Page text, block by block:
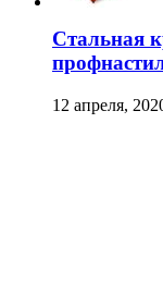
Стальная
12 апреля,